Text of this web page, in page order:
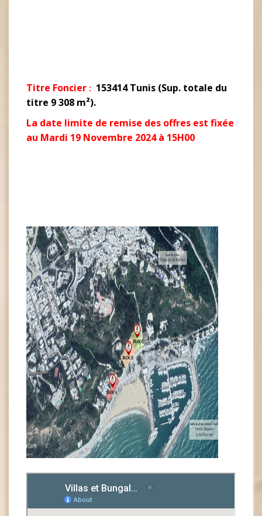
Titre Foncier : 153414 Tunis (Sup. totale du
titre 9 308 m²).
La date limite de remise des offres est fixée
au Mardi 19 Novembre 2024 à 15H00